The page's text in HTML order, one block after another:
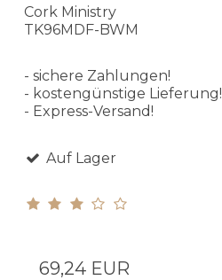
Cork Ministry
TK96MDF-BWM
- sichere Zahlungen!
- kostengünstige Lieferung!
- Express-Versand!
Auf Lager
69,24 EUR